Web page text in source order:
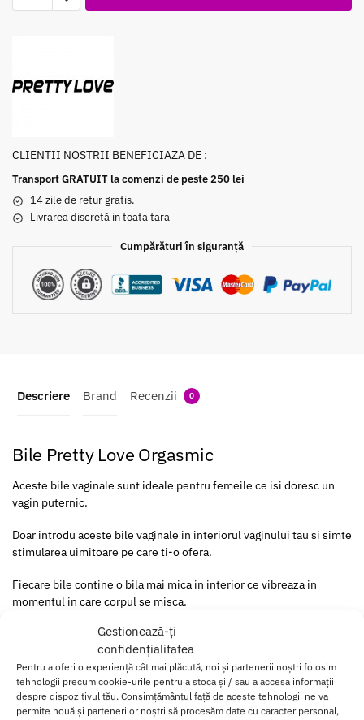
Gestionează-ți
confidențialitatea
Pentru a oferi o experiență cât mai plăcută, noi și partenerii noștri folosim
tehnologii precum cookie-urile pentru a stoca și / sau a accesa informații
despre dispozitivul tău. Consimțământul față de aceste tehnologii ne va
permite nouă și partenerilor noștri să procesăm date cu caracter personal,
CLIENTII NOSTRII BENEFICIAZA DE :
Transport GRATUIT la comenzi de peste 250 lei
14 zile de retur gratis.
Livrarea discretă in toata tara
Cumpărături în siguranță
Descriere Brand Recenzii 0
Bile Pretty Love Orgasmic
Aceste bile vaginale sunt ideale pentru femeile ce isi doresc un
vagin puternic.
Doar introdu aceste bile vaginale in interiorul vaginului tau si simte
stimularea uimitoare pe care ti-o ofera.
Fiecare bile contine o bila mai mica in interior ce vibreaza in
momentul in care corpul se misca.
Vei simti mici furnicaturi care te vor face sa zambesti de placere.
Printre beneficiile utilizarii acestor bile se numara orgasme ultra-
intense, prevenirea incontinentei urinare, excitare profunda.